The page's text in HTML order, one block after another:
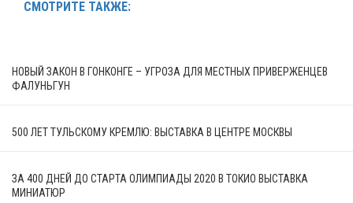
СМОТРИТЕ ТАКЖЕ:
НОВЫЙ ЗАКОН В ГОНКОНГЕ – УГРОЗА ДЛЯ МЕСТНЫХ ПРИВЕРЖЕНЦЕВ
ФАЛУНЬГУН
500 ЛЕТ ТУЛЬСКОМУ КРЕМЛЮ: ВЫСТАВКА В ЦЕНТРЕ МОСКВЫ
ЗА 400 ДНЕЙ ДО СТАРТА ОЛИМПИАДЫ 2020 В ТОКИО ВЫСТАВКА
МИНИАТЮР